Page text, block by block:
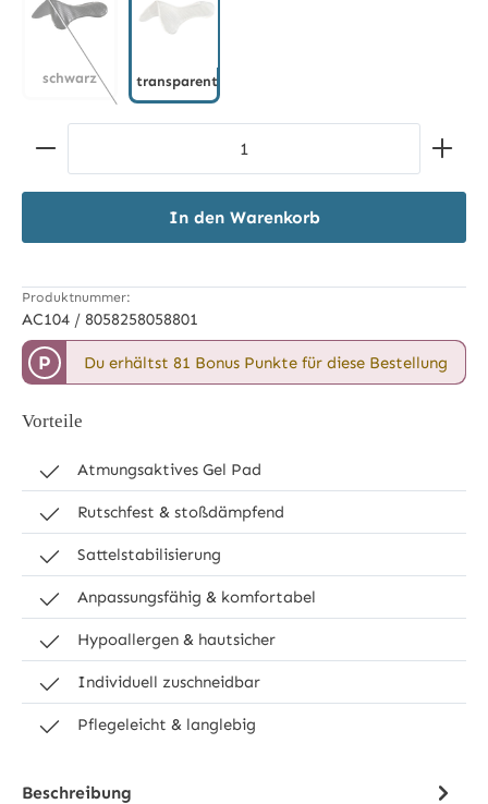
schwarz transparent
Produkt Anzahl: Gib den gewünschten Wert ein
In den Warenkorb
Produktnummer:
AC104 / 8058258058801
P Du erhältst 81 Bonus Punkte für diese Bestellung
Vorteile
Atmungsaktives Gel Pad
Rutschfest & stoßdämpfend
Sattelstabilisierung
Anpassungsfähig & komfortabel
Hypoallergen & hautsicher
Individuell zuschneidbar
Pflegeleicht & langlebig
Beschreibung